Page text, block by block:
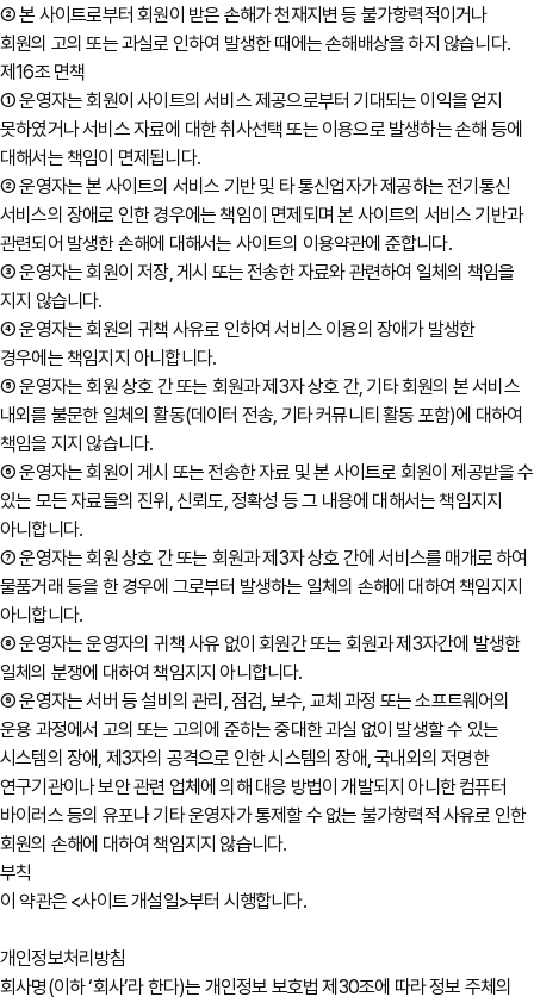
② 본 사이트로부터 회원이 받은 손해가 천재지변 등 불가항력적이거나
회원의 고의 또는 과실로 인하여 발생한 때에는 손해배상을 하지 않습니다.
제16조 면책
① 운영자는 회원이 사이트의 서비스 제공으로부터 기대되는 이익을 얻지
못하였거나 서비스 자료에 대한 취사선택 또는 이용으로 발생하는 손해 등에
대해서는 책임이 면제됩니다.
② 운영자는 본 사이트의 서비스 기반 및 타 통신업자가 제공하는 전기통신
서비스의 장애로 인한 경우에는 책임이 면제되며 본 사이트의 서비스 기반과
관련되어 발생한 손해에 대해서는 사이트의 이용약관에 준합니다.
③ 운영자는 회원이 저장, 게시 또는 전송한 자료와 관련하여 일체의 책임을
지지 않습니다.
④ 운영자는 회원의 귀책 사유로 인하여 서비스 이용의 장애가 발생한
경우에는 책임지지 아니합니다.
⑤ 운영자는 회원 상호 간 또는 회원과 제3자 상호 간, 기타 회원의 본 서비스
내외를 불문한 일체의 활동(데이터 전송, 기타 커뮤니티 활동 포함)에 대하여
책임을 지지 않습니다.
⑥ 운영자는 회원이 게시 또는 전송한 자료 및 본 사이트로 회원이 제공받을 수
있는 모든 자료들의 진위, 신뢰도, 정확성 등 그 내용에 대해서는 책임지지
아니합니다.
⑦ 운영자는 회원 상호 간 또는 회원과 제3자 상호 간에 서비스를 매개로 하여
물품거래 등을 한 경우에 그로부터 발생하는 일체의 손해에 대하여 책임지지
아니합니다.
⑧ 운영자는 운영자의 귀책 사유 없이 회원간 또는 회원과 제3자간에 발생한
일체의 분쟁에 대하여 책임지지 아니합니다.
⑨ 운영자는 서버 등 설비의 관리, 점검, 보수, 교체 과정 또는 소프트웨어의
운용 과정에서 고의 또는 고의에 준하는 중대한 과실 없이 발생할 수 있는
시스템의 장애, 제3자의 공격으로 인한 시스템의 장애, 국내외의 저명한
연구기관이나 보안 관련 업체에 의해 대응 방법이 개발되지 아니한 컴퓨터
바이러스 등의 유포나 기타 운영자가 통제할 수 없는 불가항력적 사유로 인한
회원의 손해에 대하여 책임지지 않습니다.
부칙
이 약관은 <사이트 개설일>부터 시행합니다.
개인정보처리방침
회사명(이하 ‘회사’라 한다)는 개인정보 보호법 제30조에 따라 정보 주체의